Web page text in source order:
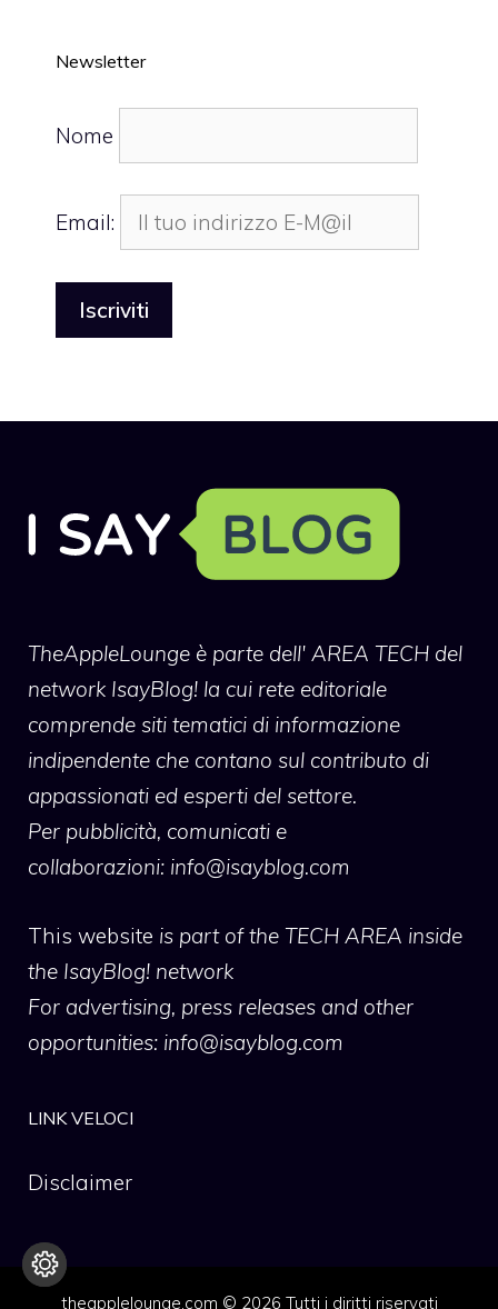
Newsletter
Nome
Email:
TheAppleLounge è parte dell' AREA TECH del
network IsayBlog! la cui rete editoriale
comprende siti tematici di informazione
indipendente che contano sul contributo di
appassionati ed esperti del settore.
Per pubblicità, comunicati e
collaborazioni: info@isayblog.com
This website is part of the TECH AREA inside
the IsayBlog! network
For advertising, press releases and other
opportunities: info@isayblog.com
LINK VELOCI
Disclaimer
theapplelounge.com © 2026 Tutti i diritti riservati